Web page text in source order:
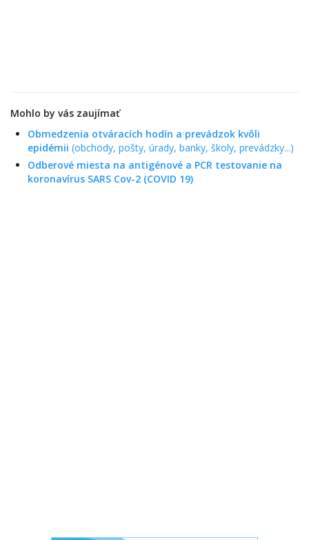
Mohlo by vás zaujímať
Obmedzenia otváracích hodín a prevádzok kvôli
epidémii (obchody, pošty, úrady, banky, školy, prevádzky...)
Odberové miesta na antigénové a PCR testovanie na
koronavírus SARS Cov-2 (COVID 19)